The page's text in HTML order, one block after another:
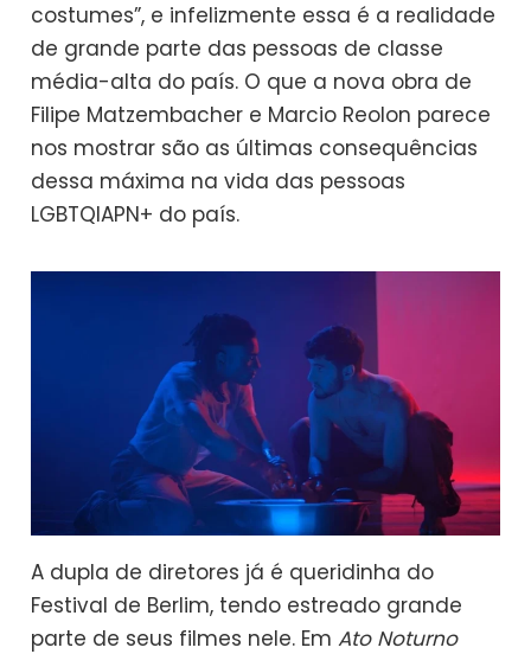
costumes”, e infelizmente essa é a realidade
de grande parte das pessoas de classe
média-alta do país. O que a nova obra de
Filipe Matzembacher e Marcio Reolon parece
nos mostrar são as últimas consequências
dessa máxima na vida das pessoas
LGBTQIAPN+ do país.
A dupla de diretores já é queridinha do
Festival de Berlim, tendo estreado grande
parte de seus filmes nele. EmAto Noturno